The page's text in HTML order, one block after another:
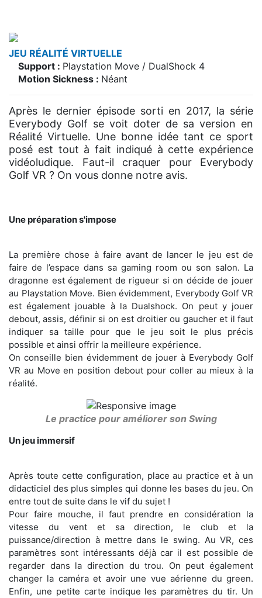
JEU RÉALITÉ VIRTUELLE
Support : Playstation Move / DualShock 4
Motion Sickness : Néant
Après le dernier épisode sorti en 2017, la série
Everybody Golf se voit doter de sa version en
Réalité Virtuelle. Une bonne idée tant ce sport
posé est tout à fait indiqué à cette expérience
vidéoludique. Faut-il craquer pour Everybody
Golf VR ? On vous donne notre avis.
Une préparation s'impose
La première chose à faire avant de lancer le jeu est de
faire de l’espace dans sa gaming room ou son salon. La
dragonne est également de rigueur si on décide de jouer
au Playstation Move. Bien évidemment, Everybody Golf VR
est également jouable à la Dualshock. On peut y jouer
debout, assis, définir si on est droitier ou gaucher et il faut
indiquer sa taille pour que le jeu soit le plus précis
possible et ainsi offrir la meilleure expérience.
On conseille bien évidemment de jouer à Everybody Golf
VR au Move en position debout pour coller au mieux à la
réalité.
Le practice pour améliorer son Swing
Un jeu immersif
Après toute cette configuration, place au practice et à un
didacticiel des plus simples qui donne les bases du jeu. On
entre tout de suite dans le vif du sujet !
Pour faire mouche, il faut prendre en considération la
vitesse du vent et sa direction, le club et la
puissance/direction à mettre dans le swing. Au VR, ces
paramètres sont intéressants déjà car il est possible de
regarder dans la direction du trou. On peut également
changer la caméra et avoir une vue aérienne du green.
Enfin, une petite carte indique les paramètres du tir. Un